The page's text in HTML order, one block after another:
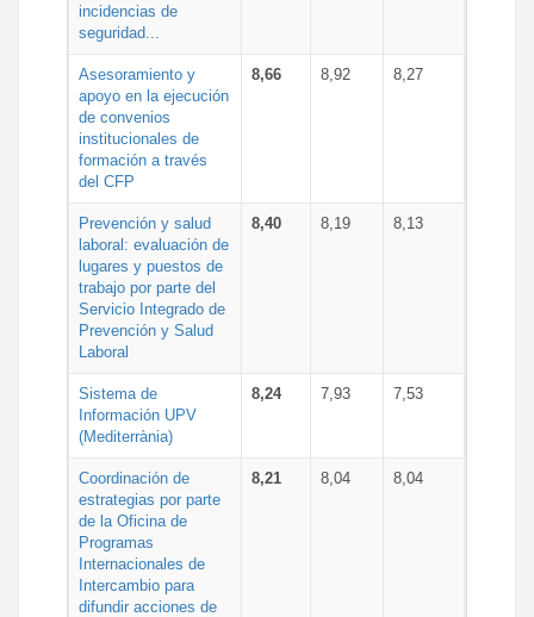
incidencias de
seguridad...
Asesoramiento y
apoyo en la ejecución
de convenios
institucionales de
formación a través
del CFP
8,66 8,92 8,27
Prevención y salud
laboral: evaluación de
lugares y puestos de
trabajo por parte del
Servicio Integrado de
Prevención y Salud
Laboral
8,40 8,19 8,13
Sistema de
Información UPV
(Mediterrània)
8,24 7,93 7,53
Coordinación de
estrategias por parte
de la Oficina de
Programas
Internacionales de
Intercambio para
difundir acciones de
8,21 8,04 8,04